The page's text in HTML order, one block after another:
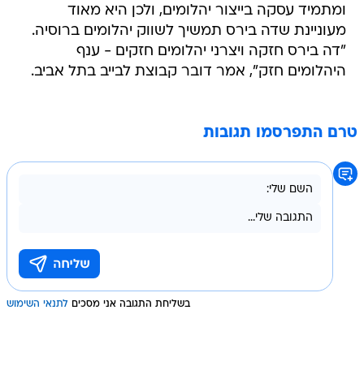
ומתמיד עסקה בייצור יהלומים, ולכן היא מאוד
מעוניינת שדה בירס תמשיך לשווק יהלומים ברוסיה.
"דה בירס חזקה ויצרני יהלומים חזקים - ענף
היהלומים חזק", אמר דובר קבוצת לבייב בתל אביב.
טרם התפרסמו תגובות
בשליחת התגובה אני מסכים לתנאי השימוש